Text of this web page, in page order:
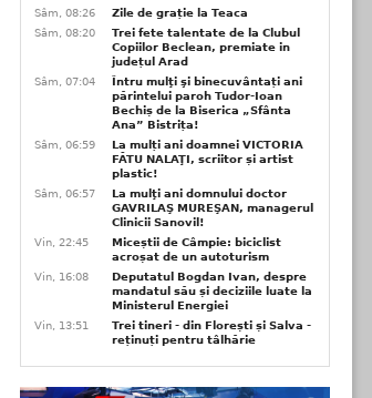
Sâm, 08:26
Zile de grație la Teaca
Sâm, 08:20
Trei fete talentate de la Clubul
Copiilor Beclean, premiate in
județul Arad
Sâm, 07:04
Întru mulţi şi binecuvântați ani
părintelui paroh Tudor-Ioan
Bechiș de la Biserica „Sfânta
Ana” Bistrița!
Sâm, 06:59
La mulți ani doamnei VICTORIA
FĂTU NALAŢI, scriitor și artist
plastic!
Sâm, 06:57
La mulţi ani domnului doctor
GAVRILAŞ MUREŞAN, managerul
Clinicii Sanovil!
Vin, 22:45
Miceștii de Câmpie: biciclist
acroșat de un autoturism
Vin, 16:08
Deputatul Bogdan Ivan, despre
mandatul său și deciziile luate la
Ministerul Energiei
Vin, 13:51
Trei tineri - din Florești și Salva -
reținuți pentru tâlhărie